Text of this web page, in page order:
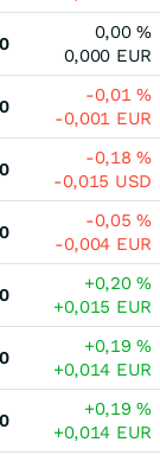
0
0,00%
0,000 EUR
0
-0,01%
-0,001 EUR
0
-0,18%
-0,015 USD
0
-0,05%
-0,004 EUR
0
+0,20%
+0,015 EUR
0
+0,19%
+0,014 EUR
0
+0,19%
+0,014 EUR